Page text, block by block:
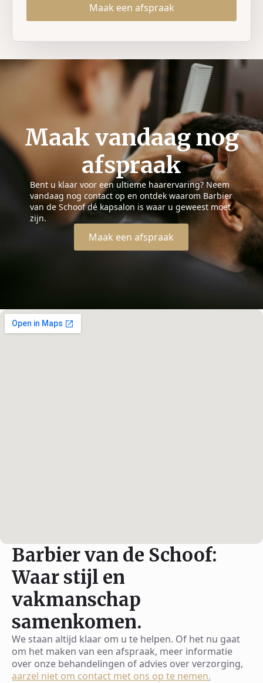
Maak een afspraak
Maak vandaag nog
afspraak
Bent u klaar voor een ultieme haarervaring? Neem
vandaag nog contact op en ontdek waarom Barbier
van de Schoof dé kapsalon is waar u geweest moet
zijn.
Maak een afspraak
Barbier van de Schoof:
Waar stijl en
vakmanschap
samenkomen.
We staan altijd klaar om u te helpen. Of het nu gaat
om het maken van een afspraak, meer informatie
over onze behandelingen of advies over verzorging,
aarzel niet om contact met ons op te nemen.